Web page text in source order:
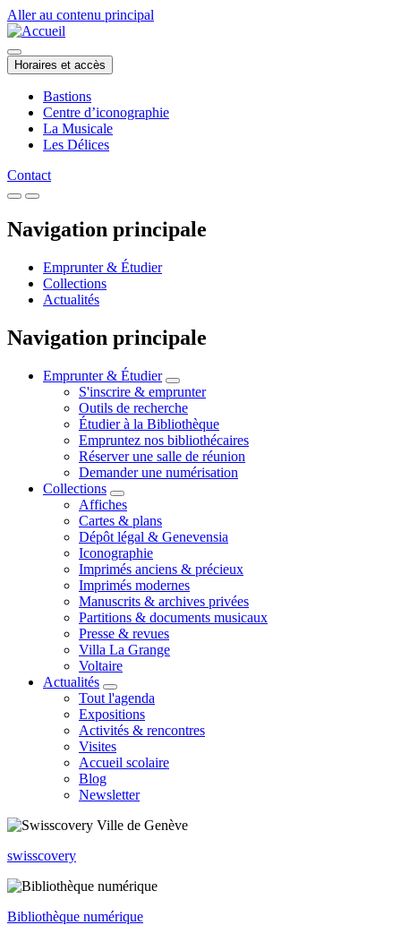
Aller au contenu principal
Horaires et accès
Bastions
Centre d’iconographie
La Musicale
Les Délices
Contact
Navigation principale
Emprunter & Étudier
Collections
Actualités
Navigation principale
Emprunter & Étudier
S'inscrire & emprunter
Outils de recherche
Étudier à la Bibliothèque
Empruntez nos bibliothécaires
Réserver une salle de réunion
Demander une numérisation
Collections
Affiches
Cartes & plans
Dépôt légal & Genevensia
Iconographie
Imprimés anciens & précieux
Imprimés modernes
Manuscrits & archives privées
Partitions & documents musicaux
Presse & revues
Villa La Grange
Voltaire
Actualités
Tout l'agenda
Expositions
Activités & rencontres
Visites
Accueil scolaire
Blog
Newsletter
swisscovery
Bibliothèque numérique